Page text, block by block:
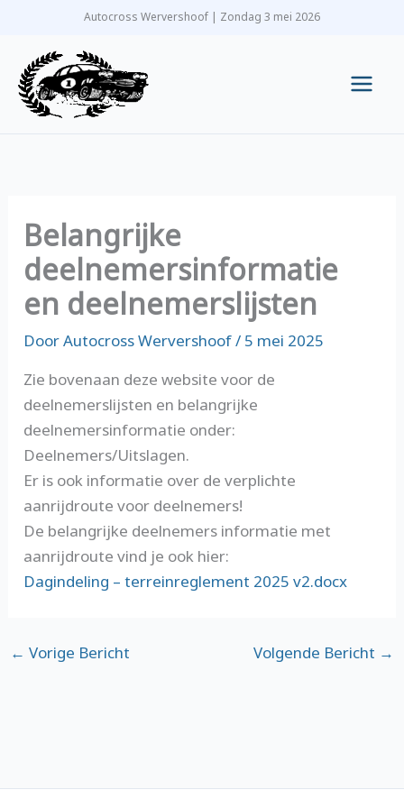
inhoud
Autocross Wervershoof | Zondag 3 mei 2026
Belangrijke
deelnemersinformatie
en deelnemerslijsten
DoorAutocross Wervershoof/ 5 mei 2025
Zie bovenaan deze website voor de
deelnemerslijsten en belangrijke
deelnemersinformatie onder:
Deelnemers/Uitslagen.
Er is ook informatie over de verplichte
aanrijdroute voor deelnemers!
De belangrijke deelnemers informatie met
aanrijdroute vind je ook hier:
Dagindeling – terreinreglement 2025 v2.docx
← Vorige Bericht Volgende Bericht →